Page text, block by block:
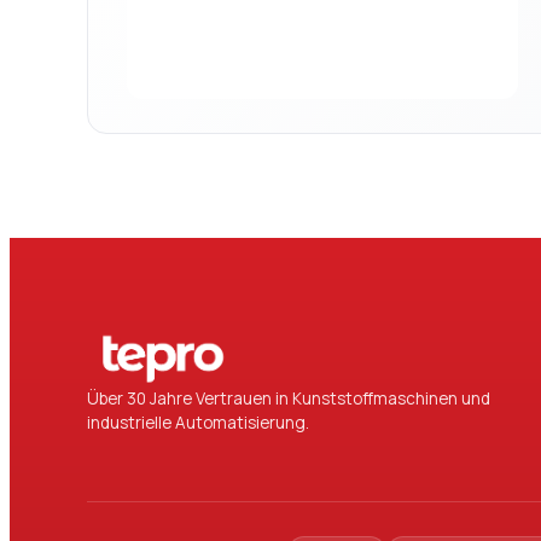
Über 30 Jahre Vertrauen in Kunststoffmaschinen und
industrielle Automatisierung.